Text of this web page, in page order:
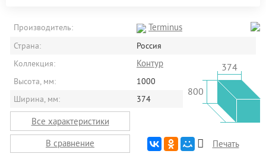
Производитель: Terminus
Страна:
Россия
Коллекция:
Контур
Высота, мм:
1000
Ширина, мм:
374
800
374
Все характеристики
В сравнение
Печать